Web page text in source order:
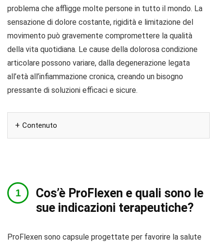
problema che affligge molte persone in tutto il mondo. La
sensazione di dolore costante, rigidità e limitazione del
movimento può gravemente compromettere la qualità
della vita quotidiana. Le cause della dolorosa condizione
articolare possono variare, dalla degenerazione legata
all’età all’infiammazione cronica, creando un bisogno
pressante di soluzioni efficaci e sicure.
Contenuto
Cos’è ProFlexen e quali sono le
sue indicazioni terapeutiche?
ProFlexen sono capsule progettate per favorire la salute